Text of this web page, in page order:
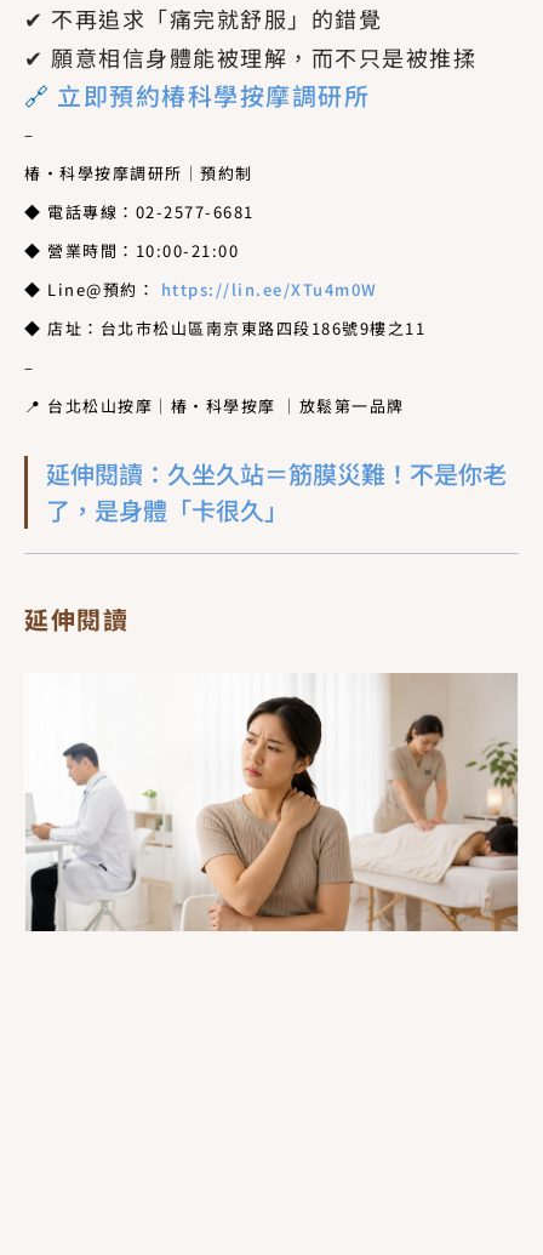
✔ 不再追求「痛完就舒服」的錯覺
✔ 願意相信身體能被理解，而不只是被推揉
🔗 立即預約椿科學按摩調研所
–
椿・科學按摩調研所｜預約制
◆ 電話專線：02-2577-6681
◆ 營業時間：10:00-21:00
◆ Line@預約： https://lin.ee/XTu4m0W
◆ 店址：台北市松山區南京東路四段186號9樓之11
–
📍 台北松山按摩｜椿・科學按摩 ｜放鬆第一品牌
延伸閱讀：久坐久站＝筋膜災難！不是你老
了，是身體「卡很久」
延伸閱讀